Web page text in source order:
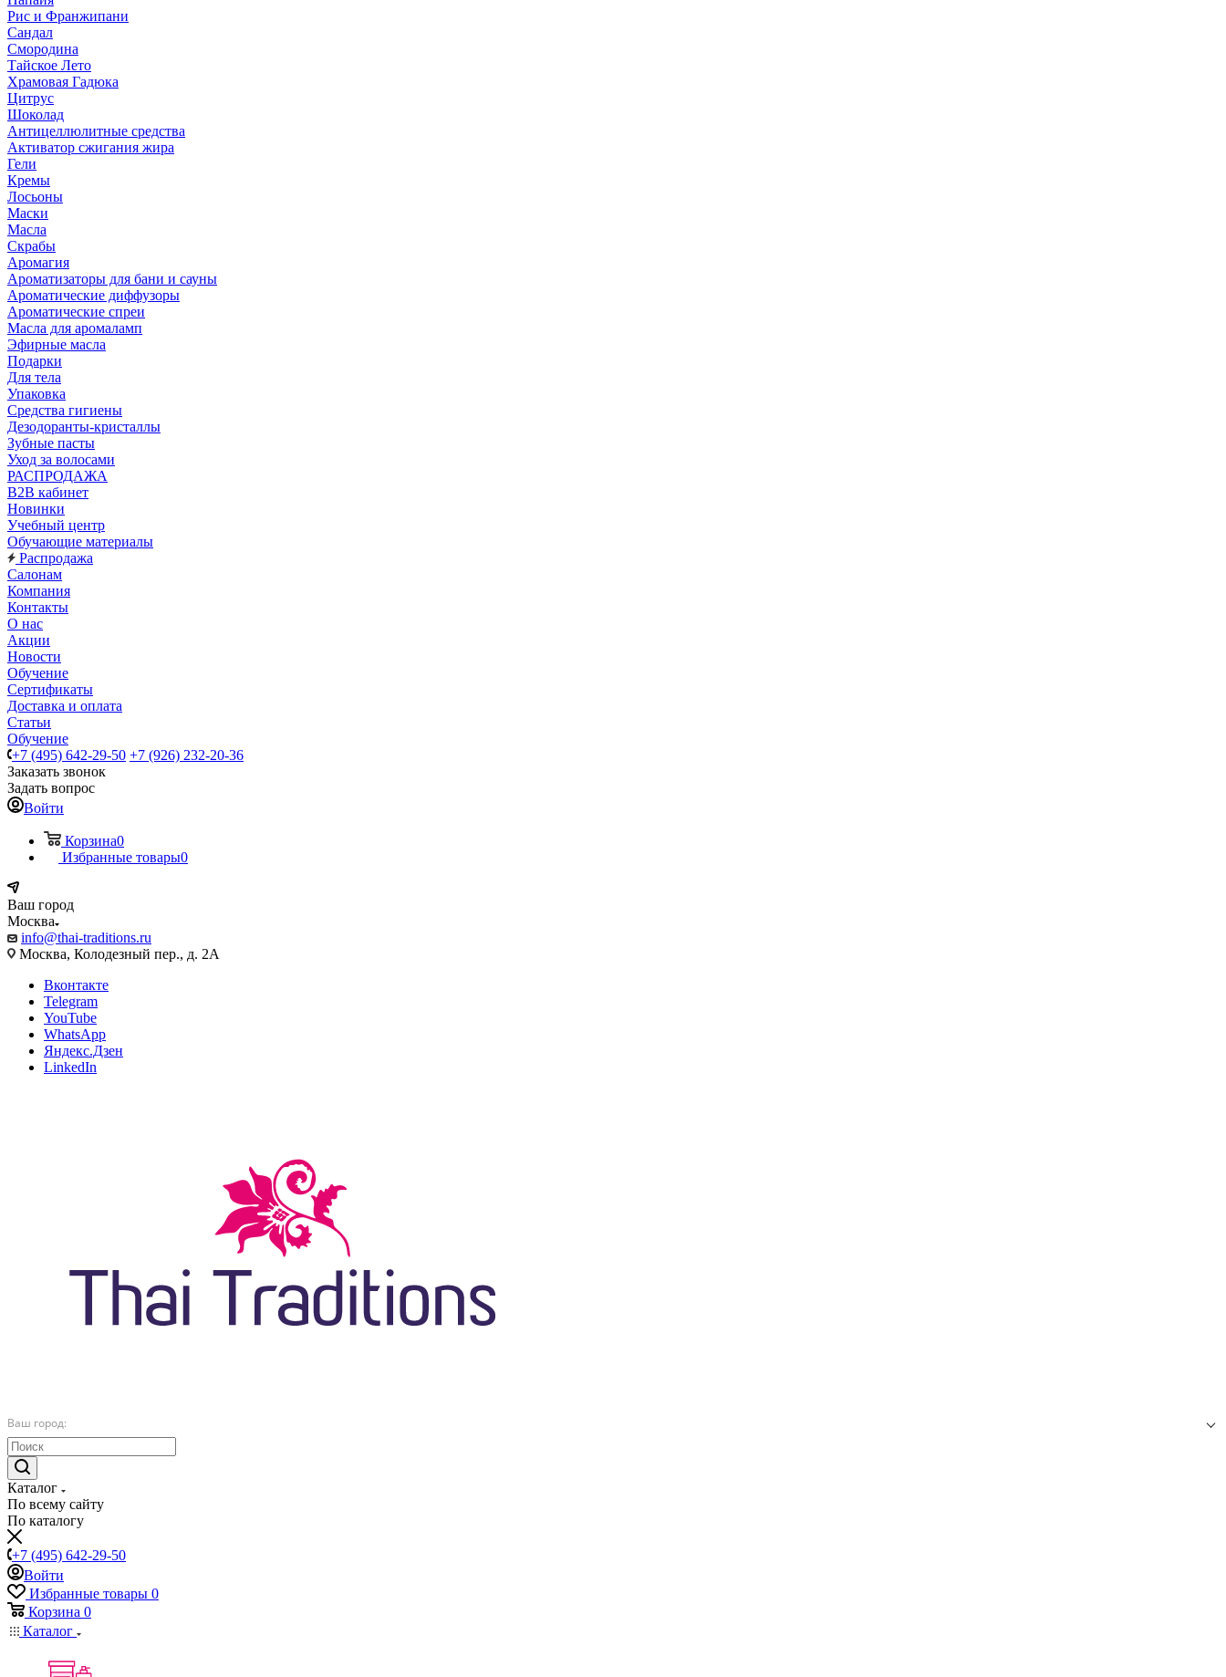
Рис и Франжипани
Сандал
Смородина
Тайское Лето
Храмовая Гадюка
Цитрус
Шоколад
Антицеллюлитные средства
Активатор сжигания жира
Гели
Кремы
Лосьоны
Маски
Масла
Скрабы
Аромагия
Ароматизаторы для бани и сауны
Ароматические диффузоры
Ароматические спреи
Масла для аромаламп
Эфирные масла
Подарки
Для тела
Упаковка
Средства гигиены
Дезодоранты-кристаллы
Зубные пасты
Уход за волосами
РАСПРОДАЖА
B2B кабинет
Новинки
Учебный центр
Обучающие материалы
Распродажа
Салонам
Компания
Контакты
О нас
Акции
Новости
Обучение
Сертификаты
Доставка и оплата
Статьи
Обучение
+7 (495) 642-29-50 +7 (926) 232-20-36
Заказать звонок
Задать вопрос
Войти
Корзина0
Избранные товары0
Ваш город
Москва
info@thai-traditions.ru
Москва, Колодезный пер., д. 2А
Вконтакте
Telegram
YouTube
WhatsApp
Яндекс.Дзен
LinkedIn
Ваш город:
Каталог
По всему сайту
По каталогу
+7 (495) 642-29-50
Войти
Избранные товары 0
Корзина 0
Каталог